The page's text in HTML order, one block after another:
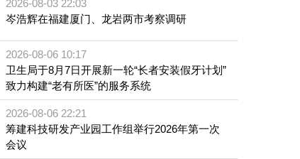
2026-08-03 22:03
岑浩辉在福建厦门、龙岩两市考察调研
2026-08-06 10:17
卫生局于8月7日开展新一轮“长者安装假牙计划”
致力构建“老有所医”的服务系统
2026-08-06 22:21
筹建科技研发产业园工作组举行2026年第一次
会议